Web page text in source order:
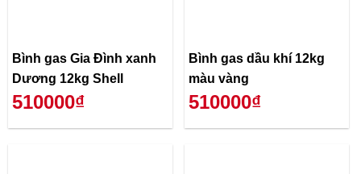
Bình gas Gia Đình xanh
Dương 12kg Shell
510000₫
Bình gas dầu khí 12kg
màu vàng
510000₫